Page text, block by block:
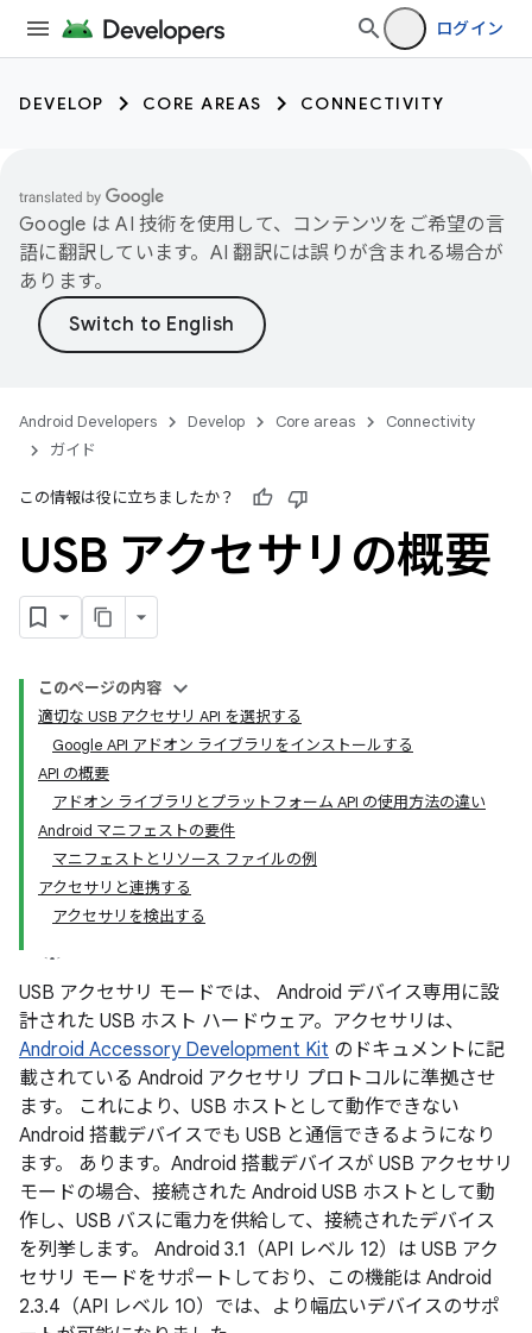
ログイン
DEVELOP CORE AREAS CONNECTIVITY
Google は AI 技術を使用して、コンテンツをご希望の言
語に翻訳しています。AI 翻訳には誤りが含まれる場合が
あります。
Android Developers Develop Core areas
Connectivity
ガイド
この情報は役に立ちましたか？
USB アクセサリの概要
このページの内容
適切な USB アクセサリ API を選択する
Google API アドオン ライブラリをインストールする
API の概要
アドオン ライブラリとプラットフォーム API の使用方法の違い
Android マニフェストの要件
マニフェストとリソース ファイルの例
アクセサリと連携する
アクセサリを検出する
USB アクセサリ モードでは、 Android デバイス専用に設
計された USB ホスト ハードウェア。アクセサリは、
Android Accessory Development Kit のドキュメントに記
載されている Android アクセサリ プロトコルに準拠させ
ます。 これにより、USB ホストとして動作できない
Android 搭載デバイスでも USB と通信できるようになり
ます。 あります。Android 搭載デバイスが USB アクセサリ
モードの場合、接続された Android USB ホストとして動
作し、USB バスに電力を供給して、接続されたデバイス
を列挙します。 Android 3.1（API レベル 12）は USB アク
セサリ モードをサポートしており、この機能は Android
2.3.4（API レベル 10）では、より幅広いデバイスのサポ